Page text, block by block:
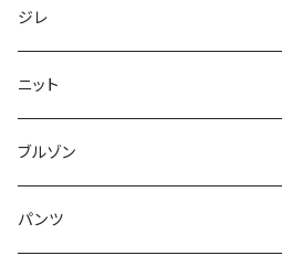
50/XL～
48/L
50/XL～
46/M
48/L
50/XL～
～44/S
46/M
48/L
50/XL～
ジレ
～44/S
46/M
48/L
ニット
～44/S
46/M
ブルゾン
～44/S
パンツ